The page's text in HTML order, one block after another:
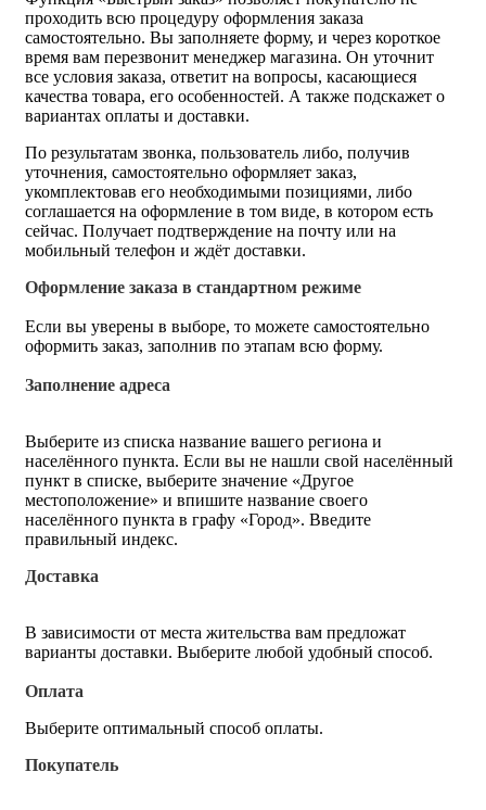
проходить всю процедуру оформления заказа
самостоятельно. Вы заполняете форму, и через короткое
время вам перезвонит менеджер магазина. Он уточнит
все условия заказа, ответит на вопросы, касающиеся
качества товара, его особенностей. А также подскажет о
вариантах оплаты и доставки.
По результатам звонка, пользователь либо, получив
уточнения, самостоятельно оформляет заказ,
укомплектовав его необходимыми позициями, либо
соглашается на оформление в том виде, в котором есть
сейчас. Получает подтверждение на почту или на
мобильный телефон и ждёт доставки.
Оформление заказа в стандартном режиме
Если вы уверены в выборе, то можете самостоятельно
оформить заказ, заполнив по этапам всю форму.
Заполнение адреса
Выберите из списка название вашего региона и
населённого пункта. Если вы не нашли свой населённый
пункт в списке, выберите значение «Другое
местоположение» и впишите название своего
населённого пункта в графу «Город». Введите
правильный индекс.
Доставка
В зависимости от места жительства вам предложат
варианты доставки. Выберите любой удобный способ.
Оплата
Выберите оптимальный способ оплаты.
Покупатель